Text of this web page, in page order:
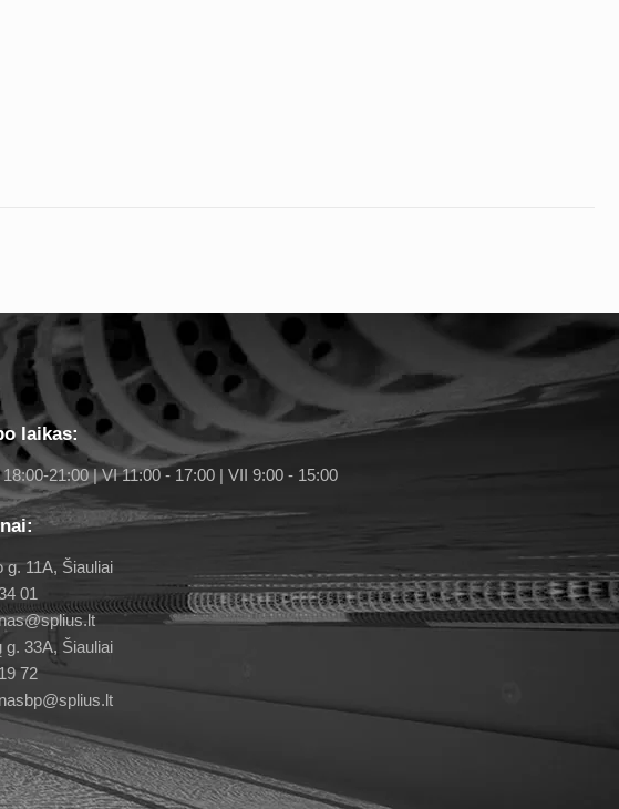
laikas:
21:00 | VI 11:00 - 17:00 | VII 9:00 - 15:00
g. 11A, Šiauliai
01
g. 33A, Šiauliai
72